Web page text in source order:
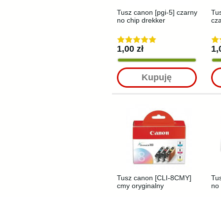
Tusz canon [pgi-5] czarny
no chip drekker
1,00 zł
Kupuję
Tusz canon [CLI-8CMY]
cmy oryginalny
no